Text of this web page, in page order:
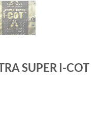
SUPER I-COT